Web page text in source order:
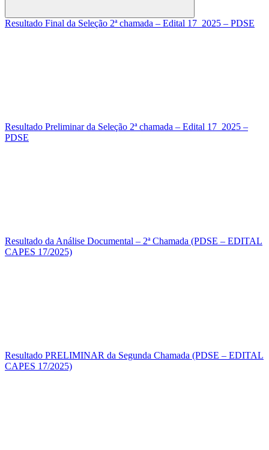
Buscar
Resultado Final da Seleção 2ª chamada – Edital 17_2025 – PDSE
Resultado Preliminar da Seleção 2ª chamada – Edital 17_2025 –
PDSE
Resultado da Análise Documental – 2ª Chamada (PDSE – EDITAL
CAPES 17/2025)
Resultado PRELIMINAR da Segunda Chamada (PDSE – EDITAL
CAPES 17/2025)